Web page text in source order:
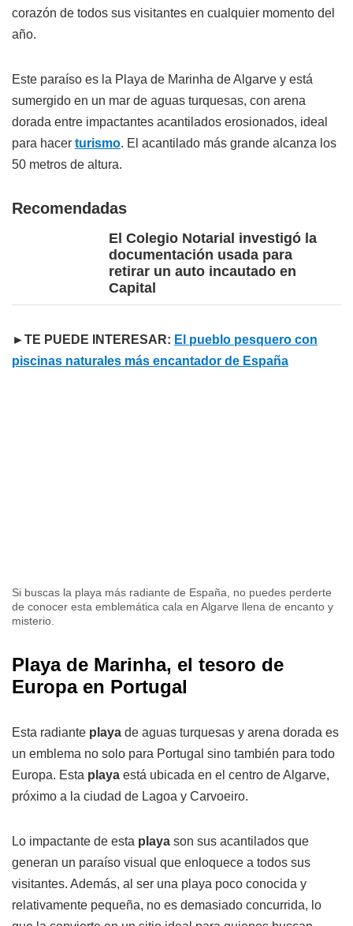
corazón de todos sus visitantes en cualquier momento del
año.
Este paraíso es la Playa de Marinha de Algarve y está
sumergido en un mar de aguas turquesas, con arena
dorada entre impactantes acantilados erosionados, ideal
para hacer turismo. El acantilado más grande alcanza los
50 metros de altura.
Recomendadas
El Colegio Notarial investigó la
documentación usada para
retirar un auto incautado en
Capital
►TE PUEDE INTERESAR: El pueblo pesquero con
piscinas naturales más encantador de España
Si buscas la playa más radiante de España, no puedes perderte
de conocer esta emblemática cala en Algarve llena de encanto y
misterio.
Playa de Marinha, el tesoro de
Europa en Portugal
Esta radiante playa de aguas turquesas y arena dorada es
un emblema no solo para Portugal sino también para todo
Europa. Esta playa está ubicada en el centro de Algarve,
próximo a la ciudad de Lagoa y Carvoeiro.
Lo impactante de esta playa son sus acantilados que
generan un paraíso visual que enloquece a todos sus
visitantes. Además, al ser una playa poco conocida y
relativamente pequeña, no es demasiado concurrida, lo